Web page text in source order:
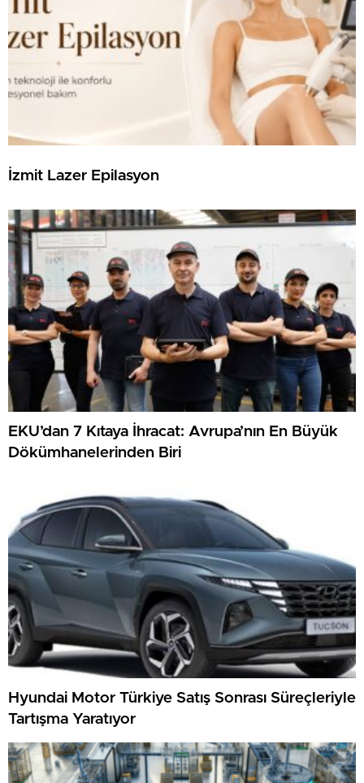
İzmit Lazer Epilasyon
EKU’dan 7 Kıtaya İhracat: Avrupa’nın En Büyük
Dökümhanelerinden Biri
Hyundai Motor Türkiye Satış Sonrası Süreçleriyle
Tartışma Yaratıyor